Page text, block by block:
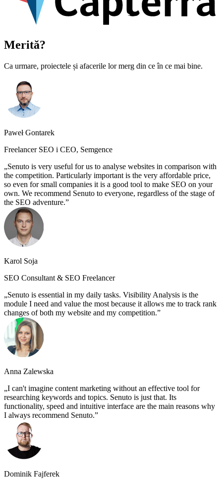
Merită?
Ca urmare, proiectele și afacerile lor merg din ce în ce mai bine.
Paweł Gontarek
Freelancer SEO i CEO, Semgence
Senuto is very useful for us to analyse websites in comparison with
the competition. Particularly important is the very affordable price,
so even for small companies it is a good tool to make SEO on your
own. We recommend Senuto to everyone, regardless of the stage of
the SEO adventure.
Karol Soja
SEO Consultant & SEO Freelancer
Senuto is essential in my daily tasks. Visibility Analysis is the
module I need and value the most because it allows me to track rank
changes of both my website and my competition.
Anna Zalewska
I can't imagine content marketing without an effective tool for
researching keywords and topics. Senuto is just that. Its
functionality, speed and intuitive interface are the main reasons why
I always recommend Senuto.
Dominik Fajferek